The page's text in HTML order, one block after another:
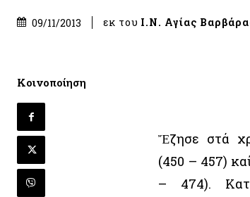
09/11/2013 εκ του Ι.Ν. Αγίας
Κοινοποίηση
Ἔζησε στά
(450 – 457)
– 474).